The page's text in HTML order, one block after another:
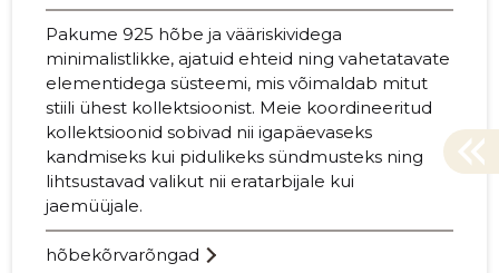
Pakume 925 hõbe ja vääriskividega
minimalistlikke, ajatuid ehteid ning vahetatavate
elementidega süsteemi, mis võimaldab mitut
stiili ühest kollektsioonist. Meie koordineeritud
kollektsioonid sobivad nii igapäevaseks
kandmiseks kui pidulikeks sündmusteks ning
lihtsustavad valikut nii eratarbijale kui
jaemüüjale.
hõbekõrvarõngad